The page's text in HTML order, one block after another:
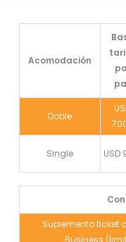
Acomodación
Doble
Single USD
Suplemento ticket